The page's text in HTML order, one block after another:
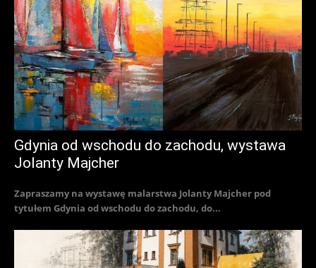
Gdynia od wschodu do zachodu, wystawa
Jolanty Majcher
Zapraszamy na wystawę malarstwa Jolanty Majcher pod
tytułem Gdynia od wschodu do zachodu, do...